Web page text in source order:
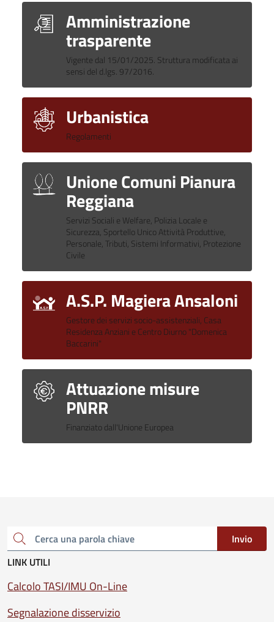
Amministrazione
trasparente
Vigente dal 15/01/2025. Struttura modificata ai
sensi del d.lgs. 97/2016.
Urbanistica
Regolamenti
Unione Comuni Pianura
Reggiana
Servizi Sociali e Welfare, Polizia Locale e
Sicurezza, Sportello Unico Attività Produttive,
Personale, Tributi, Sistemi Informativi, Protezione
Civile
A.S.P. Magiera Ansaloni
Gestore dei servizi socio-assistenziali, Casa
Residenza Anziani e Centro Diurno "Domenica
Baccarini"
Attuazione misure
PNRR
Finanziato dall'Unione Europea
Cerca una parola chiave
Invio
LINK UTILI
Calcolo TASI/IMU On-Line
Segnalazione disservizio